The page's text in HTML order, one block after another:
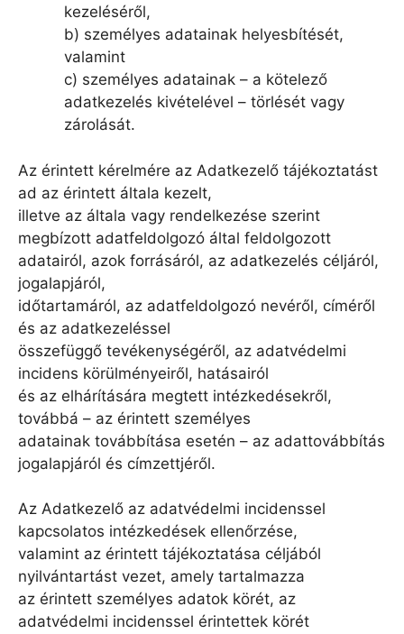
kezeléséről,
b) személyes adatainak helyesbítését,
valamint
c) személyes adatainak – a kötelező
adatkezelés kivételével – törlését vagy
zárolását.
Az érintett kérelmére az Adatkezelő tájékoztatást
ad az érintett általa kezelt,
illetve az általa vagy rendelkezése szerint
megbízott adatfeldolgozó által feldolgozott
adatairól, azok forrásáról, az adatkezelés céljáról,
jogalapjáról,
időtartamáról, az adatfeldolgozó nevéről, címéről
és az adatkezeléssel
összefüggő tevékenységéről, az adatvédelmi
incidens körülményeiről, hatásairól
és az elhárítására megtett intézkedésekről,
továbbá – az érintett személyes
adatainak továbbítása esetén – az adattovábbítás
jogalapjáról és címzettjéről.
Az Adatkezelő az adatvédelmi incidenssel
kapcsolatos intézkedések ellenőrzése,
valamint az érintett tájékoztatása céljából
nyilvántartást vezet, amely tartalmazza
az érintett személyes adatok körét, az
adatvédelmi incidenssel érintettek körét